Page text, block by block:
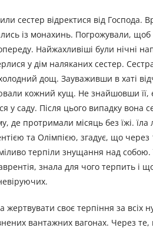
сестер відректися від
із монахинь. Погрожували,
Найжахливіші були нічні
у дім наляканих сестер.
дощ. Зауваживши в хаті
кожний кущ. Не знайшовши її,
саду. Після цього випадку вона
де протримали місяць без їжі.
та Олімпією, згадує, що через
терпіли знущання над
знала для чого терпить і
своє терпіння за всіх
вантажних вагонах. Через те,